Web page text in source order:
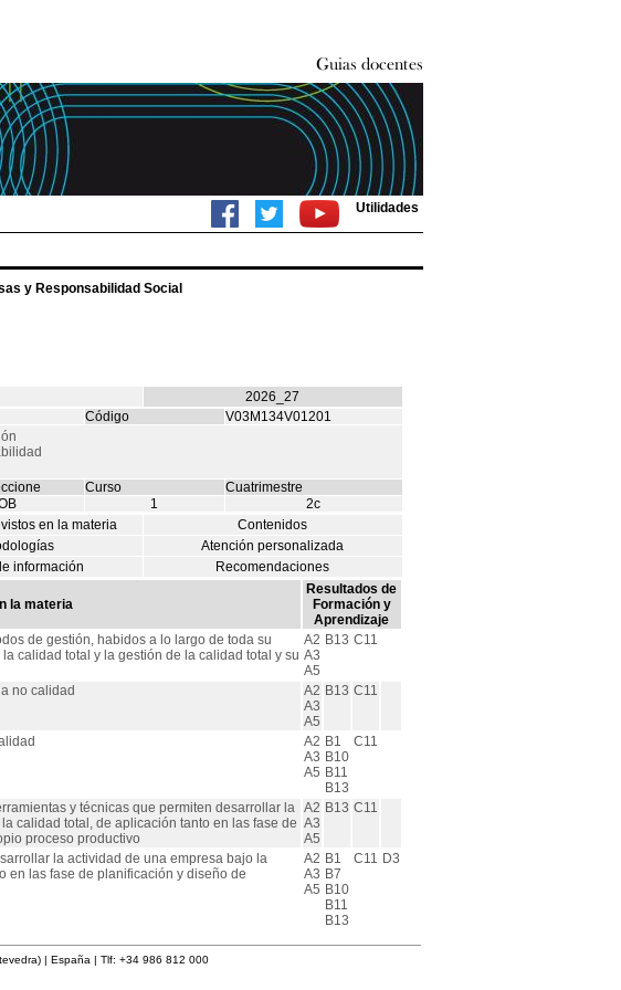
Utilidades
y Responsabilidad Social
2026_27
Código
V03M134V01201
Curso
Cuatrimestre
1
2c
en la materia
Contenidos
Atención personalizada
información Recomendaciones
la materia
Resultados de
Formación y
Aprendizaje
de gestión, habidos a lo largo de toda su
calidad total y la gestión de la calidad total y su
A2
A3
A5
B13 C11
no calidad
A2
A3
A5
B13 C11
A2
A3
A5
B1
B10
B11
B13
C11
y técnicas que permiten desarrollar la
calidad total, de aplicación tanto en las fase de
proceso productivo
A2
A3
A5
B13 C11
la actividad de una empresa bajo la
en las fase de planificación y diseño de
A2
A3
A5
B1
B7
B10
B11
B13
C11 D3
| España | Tlf: +34 986 812 000